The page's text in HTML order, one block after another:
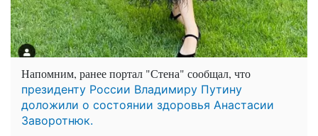
Напомним, ранее портал "Стена" сообщал, что
президенту России Владимиру Путину
доложили о состоянии здоровья Анастасии
Заворотнюк.